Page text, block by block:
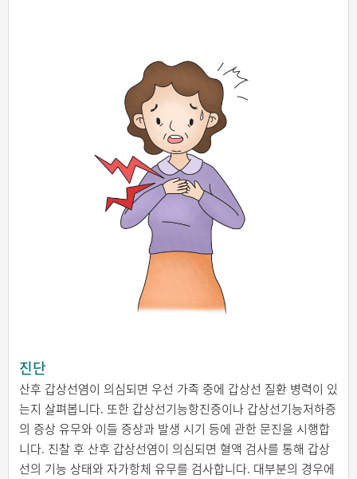
진단
산후 갑상선염이 의심되면 우선 가족 중에 갑상선 질환 병력이 있
는지 살펴봅니다. 또한 갑상선기능항진증이나 갑상선기능저하증
의 증상 유무와 이들 증상과 발생 시기 등에 관한 문진을 시행합
니다. 진찰 후 산후 갑상선염이 의심되면 혈액 검사를 통해 갑상
선의 기능 상태와 자가항체 유무를 검사합니다. 대부분의 경우에